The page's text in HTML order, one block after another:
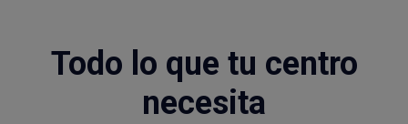
Todo lo que tu centro
necesita